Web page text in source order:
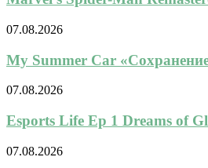
07.08.2026
My Summer Car
07.08.2026
Esports Life Ep 1 Dreams of
07.08.2026